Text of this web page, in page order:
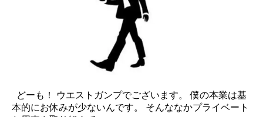
どーも！ ウエストガンプでございます。 僕の本業は基
本的にお休みが少ないんです。 そんななかプライベート